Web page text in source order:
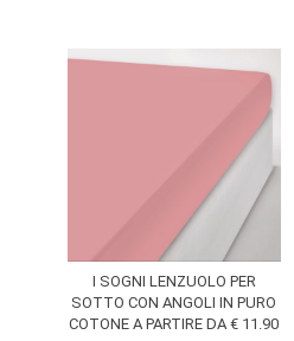
I SOGNI LENZUOLO PER
SOTTO CON ANGOLI IN PURO
COTONE A PARTIRE DA € 11.90